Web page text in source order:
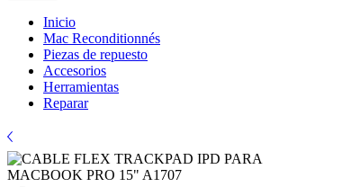
Inicio
Mac Reconditionnés
Piezas de repuesto
Accesorios
Herramientas
Reparar